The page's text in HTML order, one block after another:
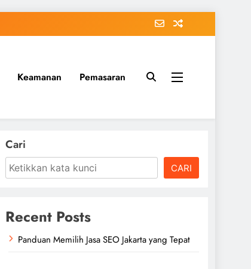
Keamanan Pemasaran
Cari
CARI
Recent Posts
Panduan Memilih Jasa SEO Jakarta yang Tepat